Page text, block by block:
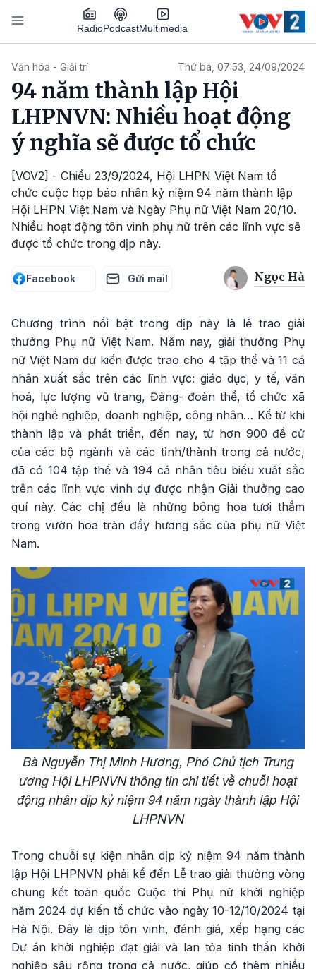
Nhảy đến nội dung
RadioPodcastMultimedia
Văn hóa - Giải trí Thứ ba, 07:53, 24/09/2024
94 năm thành lập Hội
LHPNVN: Nhiều hoạt động
ý nghĩa sẽ được tổ chức
[VOV2] - Chiều 23/9/2024, Hội LHPN Việt Nam tổ
chức cuộc họp báo nhân kỷ niệm 94 năm thành lập
Hội LHPN Việt Nam và Ngày Phụ nữ Việt Nam 20/10.
Nhiều hoạt động tôn vinh phụ nữ trên các lĩnh vực sẽ
được tổ chức trong dịp này.
Facebook Gửi mail Ngọc Hà
Chương trình nổi bật trong dịp này là lễ trao giải
thưởng Phụ nữ Việt Nam. Năm nay, giải thưởng Phụ
nữ Việt Nam dự kiến được trao cho 4 tập thể và 11 cá
nhân xuất sắc trên các lĩnh vực: giáo dục, y tế, văn
hoá, lực lượng vũ trang, Đảng- đoàn thể, tổ chức xã
hội nghề nghiệp, doanh nghiệp, công nhân… Kể từ khi
thành lập và phát triển, đến nay, từ hơn 900 đề cử
của các bộ ngành và các tỉnh/thành trong cả nước,
đã có 104 tập thể và 194 cá nhân tiêu biểu xuất sắc
trên các lĩnh vực vinh dự được nhận Giải thưởng cao
quí này. Các chị đều là những bông hoa tươi thắm
trong vườn hoa tràn đầy hương sắc của phụ nữ Việt
Nam.
Bà Nguyễn Thị Minh Hương, Phó Chủ tịch Trung
ương Hội LHPNVN thông tin chi tiết về chuỗi hoạt
động nhân dịp kỷ niệm 94 năm ngày thành lập Hội
LHPNVN
Trong chuỗi sự kiện nhân dịp kỷ niệm 94 năm thành
lập Hội LHPNVN phải kể đến Lễ trao giải thưởng vòng
chung kết toàn quốc Cuộc thi Phụ nữ khởi nghiệp
năm 2024 dự kiến tổ chức vào ngày 10-12/10/2024 tại
Hà Nội. Đây là dịp tôn vinh, đánh giá, xếp hạng các
Dự án khởi nghiệp đạt giải và lan tỏa tinh thần khởi
nghiệp sâu rộng trong cả nước, giúp có thêm nhiều